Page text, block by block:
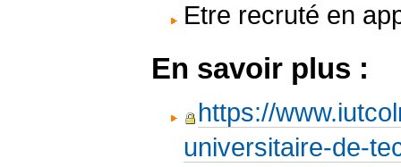
Etre recruté en
En savoir plus :
https://
universitaire-de-